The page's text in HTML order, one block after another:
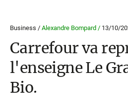
Business / Alexandre Bompard / 13/10/
Carrefour va
l'enseigne Le
Bio.